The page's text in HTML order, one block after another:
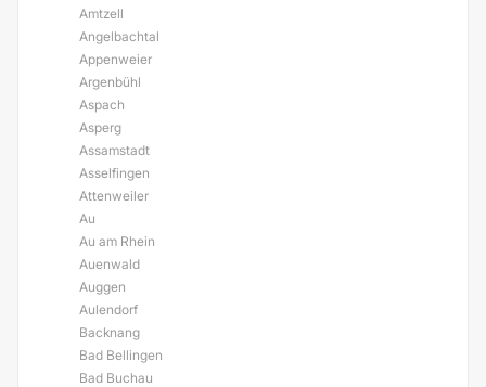
Amtzell
Angelbachtal
Appenweier
Argenbühl
Aspach
Asperg
Assamstadt
Asselfingen
Attenweiler
Au
Au am Rhein
Auenwald
Auggen
Aulendorf
Backnang
Bad Bellingen
Bad Buchau